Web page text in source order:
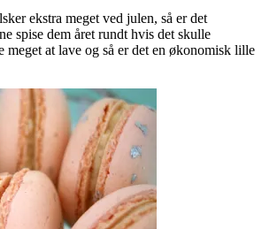
ekstra meget ved julen, så er det
spise dem året rundt hvis det skulle
at lave og så er det en økonomisk lille